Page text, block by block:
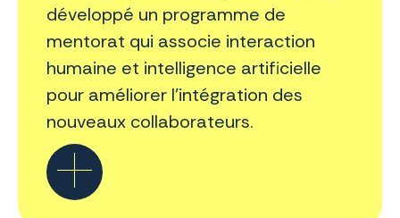
développé un programme de
mentorat qui associe interaction
humaine et intelligence artificielle
pour améliorer l’intégration des
nouveaux collaborateurs.